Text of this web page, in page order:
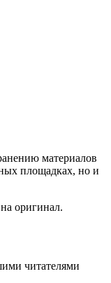
материалов
площадках, но и
оригинал.
читателями